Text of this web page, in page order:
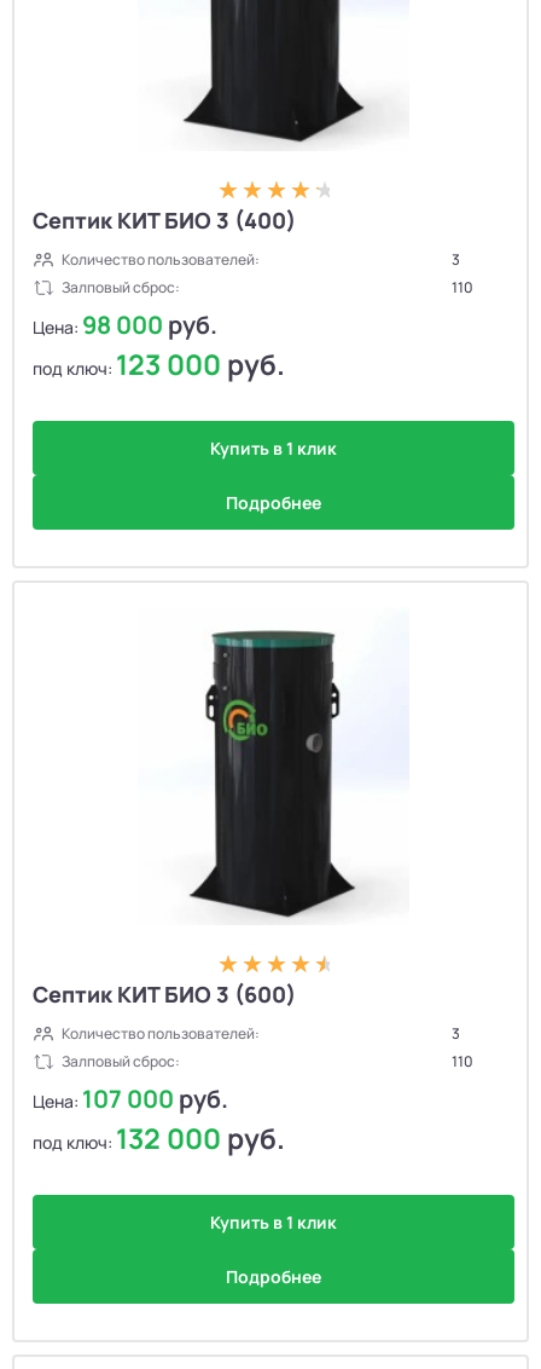
Сортировка
По популярности
По умолчанию
Цена: сначала дорогие
По убыванию цены
Производительность ↓
Количество пользователей ↓
Септик КИТ БИО 3 (400)
Количество пользователей:
3
Залповый сброс:
110
Цена: 98 000 руб.
под ключ: 123 000 руб.
Купить в 1 клик
Подробнее
Септик КИТ БИО 3 (600)
Количество пользователей:
3
Залповый сброс:
110
Цена: 107 000 руб.
под ключ: 132 000 руб.
Купить в 1 клик
Подробнее